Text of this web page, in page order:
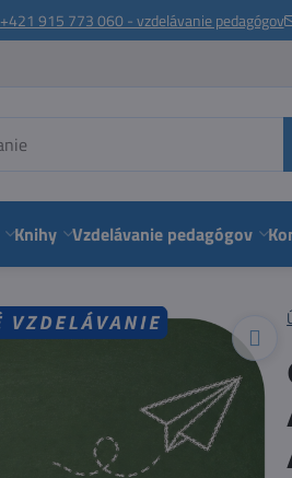
+421 915 773 060 - vzdelávanie pedagógov
Knihy Vzdelávanie pedagógov